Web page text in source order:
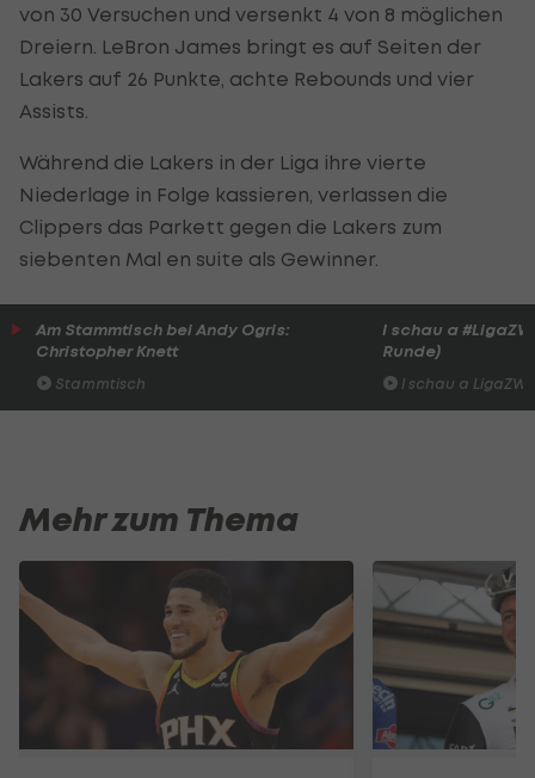
von 30 Versuchen und versenkt 4 von 8 möglichen
Dreiern. LeBron James bringt es auf Seiten der
Lakers auf 26 Punkte, achte Rebounds und vier
Assists.
Während die Lakers in der Liga ihre vierte
Niederlage in Folge kassieren, verlassen die
Clippers das Parkett gegen die Lakers zum
siebenten Mal en suite als Gewinner.
Am Stammtisch bei Andy Ogris:
Christopher Knett
Stammtisch
I schau a
Runde)
I schau a LigaZWA
Mehr zum Thema